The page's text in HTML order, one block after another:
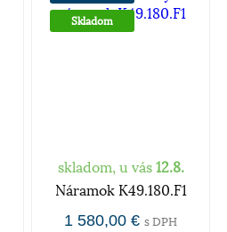
Skladom
skladom, u vás 12.8.
Náramok K49.180.F1
1 580,00 € s DPH